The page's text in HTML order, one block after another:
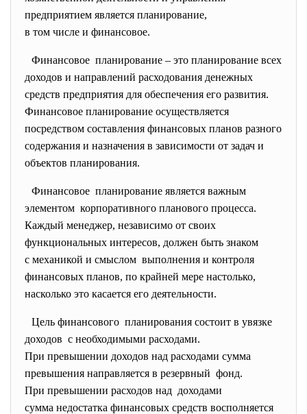
предприятием является планирование,
в том числе и финансовое.
Финансовое планирование – это планирование всех
доходов и направлений расходования денежных
средств предприятия для обеспечения его развития.
Финансовое планирование осуществляется
посредством составления финансовых планов разного
содержания и назначения в зависимости от задач и
объектов планирования.
Финансовое планирование является важным
элементом корпоративного планового процесса.
Каждый менеджер, независимо от своих
функциональных интересов, должен быть знаком
с механикой и смыслом выполнения и контроля
финансовых планов, по крайней мере настолько,
насколько это касается его деятельности.
Цель финансового планирования состоит в увязке
доходов с необходимыми расходами.
При превышении доходов над расходами сумма
превышения направляется в резервный фонд.
При превышении расходов над доходами
сумма недостатка финансовых средств восполняется